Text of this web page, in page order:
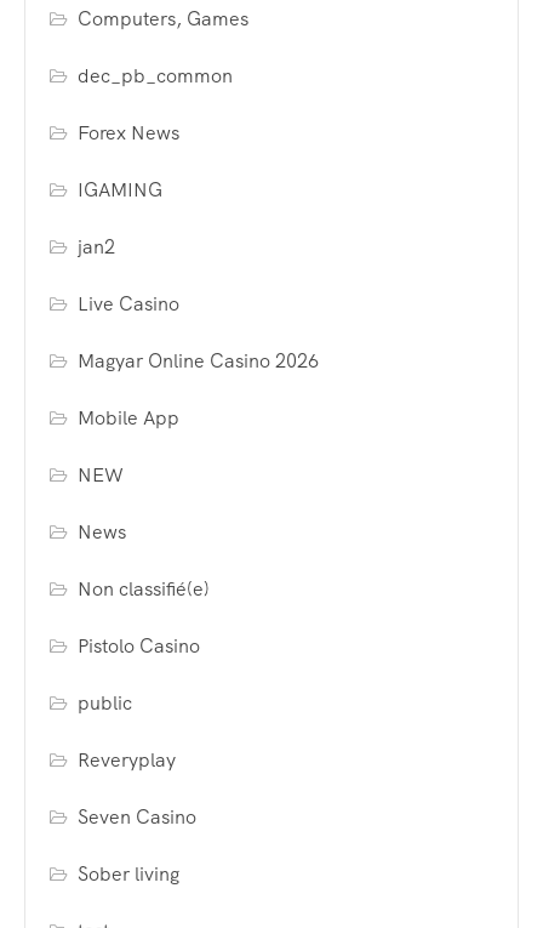
Computers, Games
dec_pb_common
Forex News
IGAMING
jan2
Live Casino
Magyar Online Casino 2026
Mobile App
NEW
News
Non classifié(e)
Pistolo Casino
public
Reveryplay
Seven Casino
Sober living